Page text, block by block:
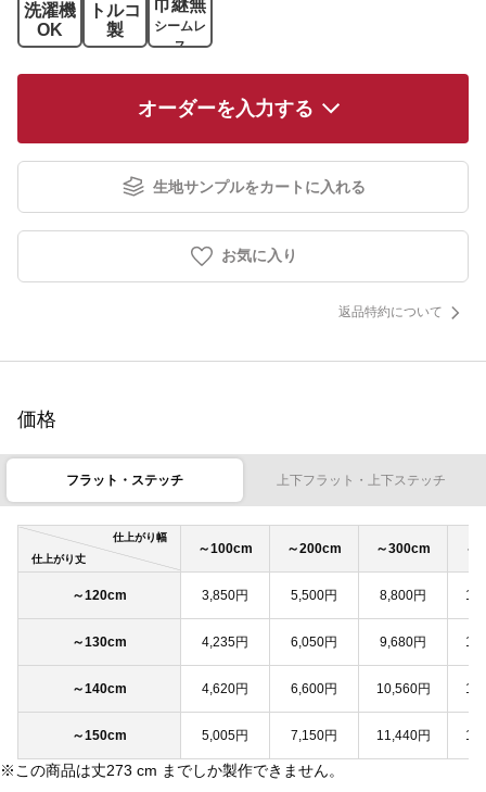
洗濯機
OK
トルコ
製
巾継無
シームレ
ス
オーダーを入力する
生地サンプルをカートに入れる
お気に入り
返品特約について
価格
フラット・ステッチ 上下フラット・上下ステッチ
仕上がり幅
仕上がり丈
～100cm ～200cm ～300cm ～
～120cm 3,850円 5,500円 8,800円
～130cm 4,235円 6,050円 9,680円
～140cm 4,620円 6,600円 10,560円
～150cm 5,005円 7,150円 11,440円
※この商品は丈273 cm までしか製作できません。